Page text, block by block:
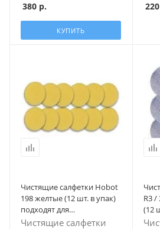
380 р.
КУПИТЬ
220
Чистящие салфетки Hobot
198 желтые (12 шт. в упак)
подходят для
(188,368,388,R3)
Чистящие салфетки
R3 /
(12